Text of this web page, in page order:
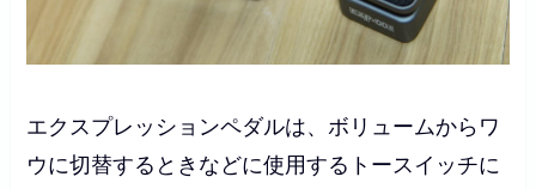
エクスプレッションペダルは、ボリュームからワ
ウに切替するときなどに使用するトースイッチに